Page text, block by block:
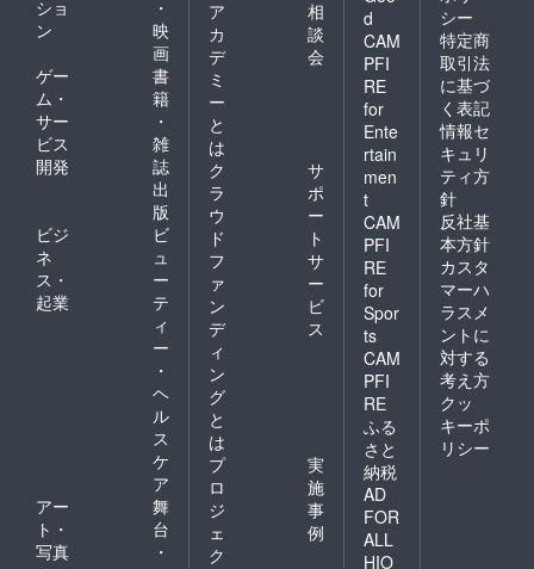
ショ
ン
・
映
画
ゲー
ム・
サー
ビス
開発
書
籍
・
雑
誌
出
版
ビジ
ネ
ス・
起業
ビ
ュ
ー
テ
ィ
ー
・
ヘ
ル
ス
ケ
ア
アー
ト・
写真
舞
台
・
ア
カ
デ
ミ
ー
と
は
相
談
会
ク
ラ
ウ
ド
フ
ァ
ン
デ
ィ
ン
グ
と
は
サ
ポ
ー
ト
サ
ー
ビ
ス
プ
ロ
ジ
ェ
ク
実
施
事
例
d
CAM
PFI
RE
for
Ente
rtain
men
t
CAM
PFI
RE
for
Spor
ts
CAM
PFI
RE
ふる
さと
納税
AD
FOR
ALL
HIO
シー
特定商
取引法
に基づ
く表記
情報セ
キュリ
ティ方
針
反社基
本方針
カスタ
マーハ
ラスメ
ントに
対する
考え方
クッ
キーポ
リシー